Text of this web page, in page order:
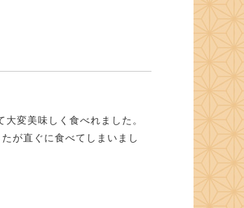
変美味しく食べれました。
が直ぐに食べてしまいまし